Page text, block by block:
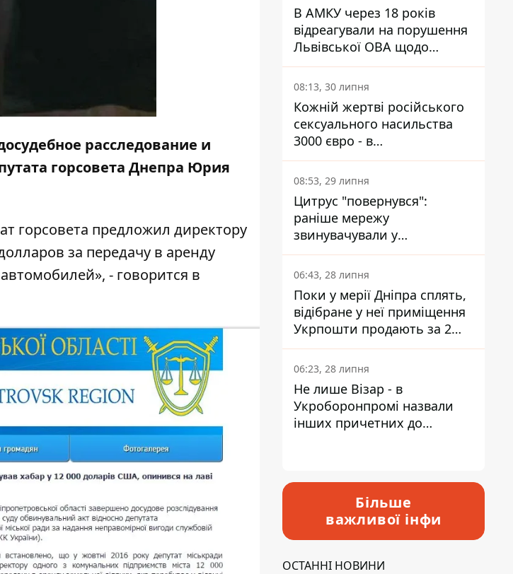
расследование и
горсовета Днепра Юрия
горсовета предложил директору
за передачу в аренду
- говорится в
В АМКУ через 18 років
відреагували на порушення
Львівської ОВА щодо
харчування у закладах
освіти
08:13, 30 липня
Кожній жертві російського
сексуального насильства
3000 євро - в
Мінсоцполітики пояснили
Інформатору, звідки на це
гроші
08:53, 29 липня
Цитрус "повернувся":
раніше мережу
звинувачували у
контрабанді техніки та
ухиленні від сплати
податків
06:43, 28 липня
Поки у мерії Дніпра сплять,
відібране у неї приміщення
Укрпошти продають за 2
мільйони
06:23, 28 липня
Не лише Візар - в
Укроборонпромі назвали
інших причетних до
Більше
важливої інфи
ОСТАННІ НОВИНИ